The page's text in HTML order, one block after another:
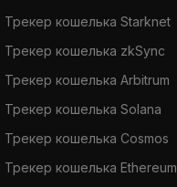
Трекер кошелька Starknet
Трекер кошелька zkSync
Трекер кошелька Arbitrum
Трекер кошелька Solana
Трекер кошелька Cosmos
Трекер кошелька Ethereum